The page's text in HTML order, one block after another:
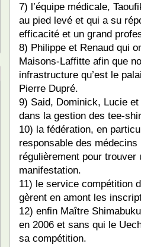
7) l’équipe médicale,
au pied levé et qui a su
efficacité et un grand
8) Philippe et Renaud qui
Maisons-Laffitte afin que
infrastructure qu’est le
Pierre Dupré.
9) Said, Dominick, Lucie
dans la gestion des tee-
10) la fédération, en
responsable des médecins
régulièrement pour
manifestation.
11) le service compétition
gèrent en amont les
12) enfin Maître
en 2006 et sans qui le
sa compétition.